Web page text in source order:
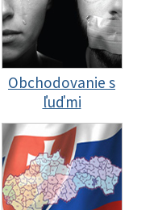
Obchodovanie s
ľuďmi